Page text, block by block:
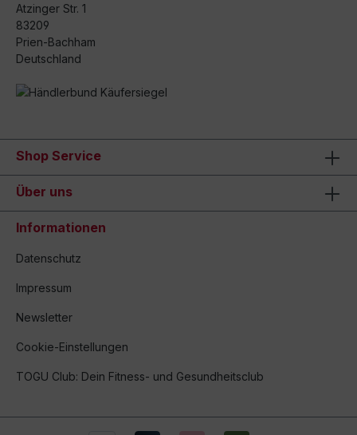
Atzinger Str. 1
83209
Prien-Bachham
Deutschland
Shop Service
Über uns
Informationen
Datenschutz
Impressum
Newsletter
Cookie-Einstellungen
TOGU Club: Dein Fitness- und Gesundheitsclub